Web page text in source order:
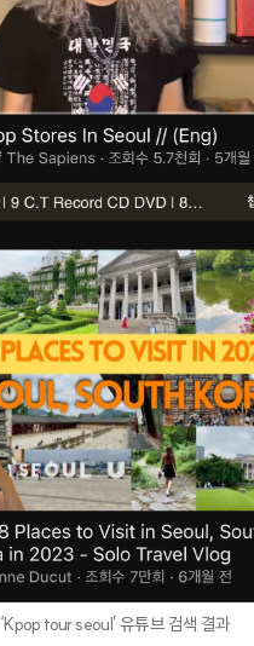
‘Kpop tour seoul’ 유튜브 검색 결과